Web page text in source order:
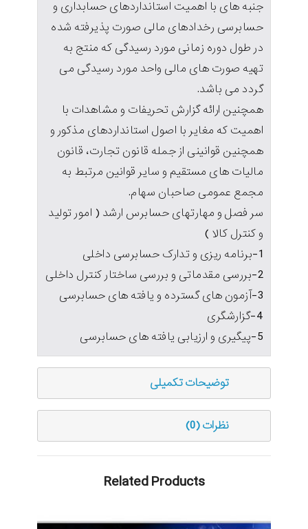
جنبه های با اهمیت استانداردهای حسابداری و
حسابرسی رخدادهای مالی صورت پذیرفته شده
در طول دوره زمانی مورد رسیدگی که منتج به
تهیه صورت های مالی واحد مورد رسیدگی می
گردد می باشد.
همچنین ارائه گزارش تحریفات و مشاهدات با
اهمیت که مغایر با اصول استانداردهای مذکور و
همچنین قوانینی از جمله قانون تجارت، قانون
مالیات های مستقیم و سایر قوانین مرتبط به
مجمع عمومی صاحبان سهام.
سر فصل و مهارتهای حسابرس ارشد ( امور تولید
و کنترل کالا )
1-برنامه ریزی و تدارک حسابرسی داخلی
2-بررسی مقدماتی و بررسی ساختار کنترل داخلی
3-آزمون های گسترده و یافته های حسابرسی
4-گزارشگری
5-پیگیری و ارزیابی یافته های حسابرسی
توضیحات تکمیلی
نظرات (0)
Related Products